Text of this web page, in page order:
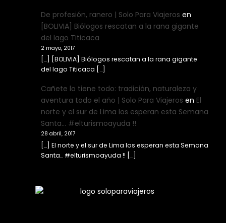
De profesión, ranero | Solo Para Viajeros en
[BOLIVIA] Biólogos rescatan a la rana gigante
del lago Titicaca
2 mayo, 2017
[…] [BOLIVIA] Biólogos rescatan a la rana gigante
del lago Titicaca […]
Cañete lo tiene todo: tradición, naturaleza y
aventura todo el año | Solo Para Viajeros en El
norte y el sur de Lima los esperan esta Semana
Santa… #elturismoayuda !!
28 abril, 2017
[…] El norte y el sur de Lima los esperan esta Semana
Santa… #elturismoayuda !! […]